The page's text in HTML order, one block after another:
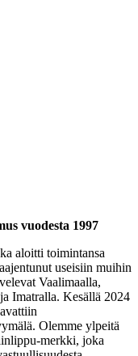
vuodesta 1997
aloitti toimintansa
useisiin muihin
Vaalimaalla,
Imatralla. Kesällä 2024
Olemme ylpeitä
merkki, joka